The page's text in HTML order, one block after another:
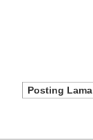
Posting Lama